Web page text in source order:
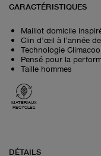
CARACTÉRISTIQUES
Maillot domicile
Clin d’œil à l’année
Technologie
Pensé pour la
Taille hommes
MATÉRIAUX
RECYCLÉS
DÉTAILS